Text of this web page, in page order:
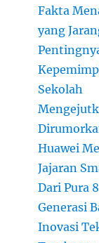
Fakta
yang
Sekolah
Huawei
Jajaran
Dari Pura
Generasi
Inovasi